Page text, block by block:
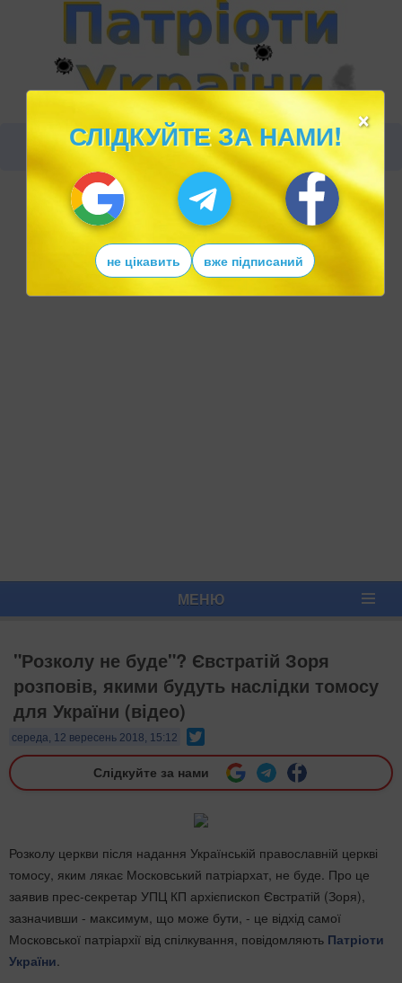
МЕНЮ
"Розколу не буде"? Євстратій Зоря
розповів, якими будуть наслідки томосу
для України (відео)
середа, 12 вересень 2018, 15:12
Слідкуйте за нами
Розколу церкви після надання Українській православній церкві
томосу, яким лякає Московський патріархат, не буде. Про це
заявив прес-секретар УПЦ КП архієпископ Євстратій (Зоря),
зазначивши - максимум, що може бути, - це відхід самої
Московської патріархії від спілкування, повідомляють Патріоти
України.
×
СЛІДКУЙТЕ ЗА НАМИ!
не цікавить вже підписаний